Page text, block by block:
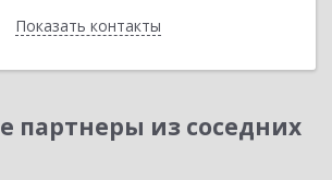
Показать контакты
партнеры из соседних